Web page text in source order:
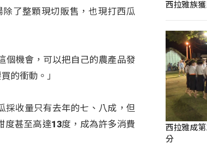
了整顆現切販售，也現打西瓜
個機會，可以把自己的農產品發
的衝動。」
採收量只有去年的七、八成，但
度甚至高達13度，成為許多消費
西拉雅族
西拉雅成
分